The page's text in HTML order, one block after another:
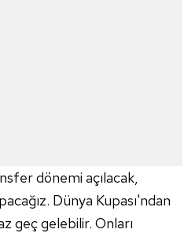
dönemi açılacak,
Dünya Kupası'ndan
geç gelebilir. Onları